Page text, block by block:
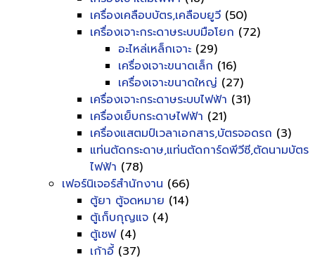
เครื่องเคลือบบัตร,เคลือบยูวี (50)
เครื่องเจาะกระดาษระบบมือโยก (72)
อะไหล่เหล็กเจาะ (29)
เครื่องเจาะขนาดเล็ก (16)
เครื่องเจาะขนาดใหญ่ (27)
เครื่องเจาะกระดาษระบบไฟฟ้า (31)
เครื่องเย็บกระดาษไฟฟ้า (21)
เครื่องแสตมป์เวลาเอกสาร,บัตรจอดรถ (3)
แท่นตัดกระดาษ,แท่นตัดการ์ดพีวีซี,ตัดนามบัตร
ไฟฟ้า (78)
เฟอร์นิเจอร์สำนักงาน (66)
ตู้ยา ตู้จดหมาย (14)
ตู้เก็บกุญแจ (4)
ตู้เซฟ(4)
เก้าอี้ (37)